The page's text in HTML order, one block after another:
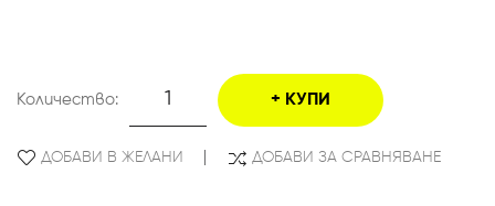
Количество: КУПИ
ДОБАВИ В ЖЕЛАНИ ДОБАВИ ЗА СРАВНЯВАНЕ